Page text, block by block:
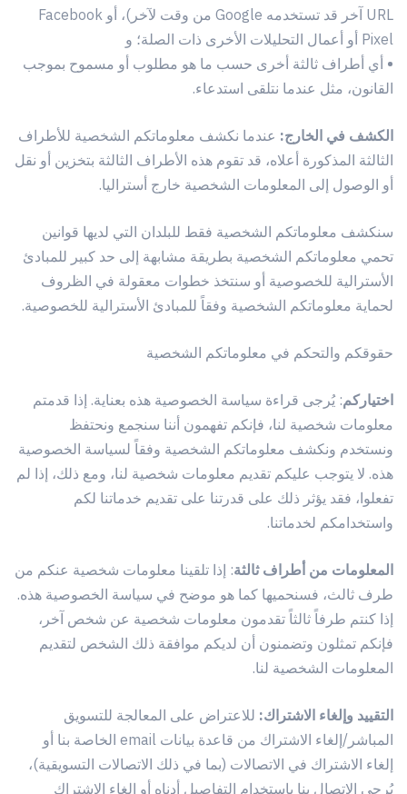
URL آخر قد تستخدمه Google من وقت لآخر)، أو Facebook
Pixel أو أعمال التحليلات الأخرى ذات الصلة؛ و
• أي أطراف ثالثة أخرى حسب ما هو مطلوب أو مسموح بموجب
القانون، مثل عندما نتلقى استدعاء.
الكشف في الخارج: عندما نكشف معلوماتكم الشخصية للأطراف
الثالثة المذكورة أعلاه، قد تقوم هذه الأطراف الثالثة بتخزين أو نقل
أو الوصول إلى المعلومات الشخصية خارج أستراليا.
سنكشف معلوماتكم الشخصية فقط للبلدان التي لديها قوانين
تحمي معلوماتكم الشخصية بطريقة مشابهة إلى حد كبير للمبادئ
الأسترالية للخصوصية أو سنتخذ خطوات معقولة في الظروف
لحماية معلوماتكم الشخصية وفقاً للمبادئ الأسترالية للخصوصية.
حقوقكم والتحكم في معلوماتكم الشخصية
اختياركم: يُرجى قراءة سياسة الخصوصية هذه بعناية. إذا قدمتم
معلومات شخصية لنا، فإنكم تفهمون أننا سنجمع ونحتفظ
ونستخدم ونكشف معلوماتكم الشخصية وفقاً لسياسة الخصوصية
هذه. لا يتوجب عليكم تقديم معلومات شخصية لنا، ومع ذلك، إذا لم
تفعلوا، فقد يؤثر ذلك على قدرتنا على تقديم خدماتنا لكم
واستخدامكم لخدماتنا.
المعلومات من أطراف ثالثة: إذا تلقينا معلومات شخصية عنكم من
طرف ثالث، فسنحميها كما هو موضح في سياسة الخصوصية هذه.
إذا كنتم طرفاً ثالثاً تقدمون معلومات شخصية عن شخص آخر،
فإنكم تمثلون وتضمنون أن لديكم موافقة ذلك الشخص لتقديم
المعلومات الشخصية لنا.
التقييد وإلغاء الاشتراك: للاعتراض على المعالجة للتسويق
المباشر/إلغاء الاشتراك من قاعدة بيانات email الخاصة بنا أو
إلغاء الاشتراك في الاتصالات (بما في ذلك الاتصالات التسويقية)،
يُرجى الاتصال بنا باستخدام التفاصيل أدناه أو إلغاء الاشتراك